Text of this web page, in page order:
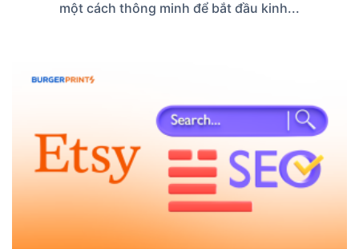
một cách thông minh để bắt đầu kinh...